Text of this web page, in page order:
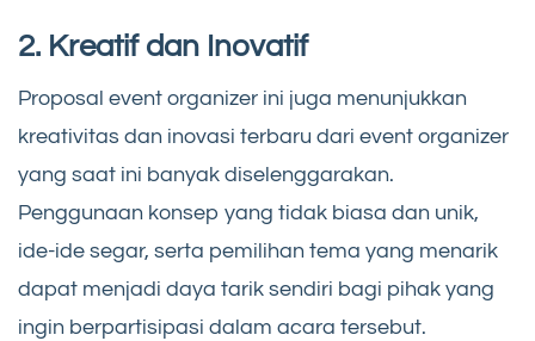
2. Kreatif dan Inovatif
Proposal event organizer ini juga menunjukkan
kreativitas dan inovasi terbaru dari event organizer
yang saat ini banyak diselenggarakan.
Penggunaan konsep yang tidak biasa dan unik,
ide-ide segar, serta pemilihan tema yang menarik
dapat menjadi daya tarik sendiri bagi pihak yang
ingin berpartisipasi dalam acara tersebut.